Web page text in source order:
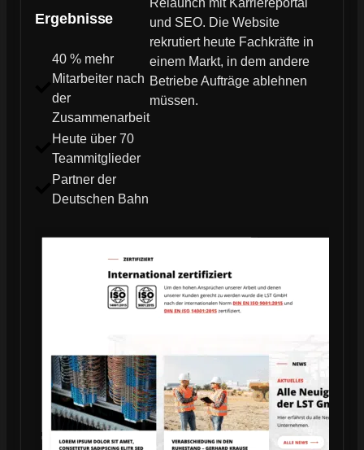
Ergebnisse
40 % mehr
Mitarbeiter nach
der
Zusammenarbeit
Heute über 70
Teammitglieder
Partner der
Deutschen Bahn
und SEO. Die Website
rekrutiert heute Fachkräfte in
einem Markt, in dem andere
Betriebe Aufträge ablehnen
müssen.